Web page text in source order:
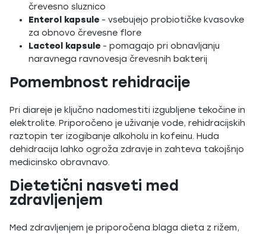
črevesno sluznico
Enterol kapsule - vsebujejo probiotičke kvasovke
za obnovo črevesne flore
Lacteol kapsule - pomagajo pri obnavljanju
naravnega ravnovesja črevesnih bakterij
Pomembnost rehidracije
Pri diareje je ključno nadomestiti izgubljene tekočine in
elektrolite. Priporočeno je uživanje vode, rehidracijskih
raztopin ter izogibanje alkoholu in kofeinu. Huda
dehidracija lahko ogroža zdravje in zahteva takojšnjo
medicinsko obravnavo.
Dietetični nasveti med
zdravljenjem
Med zdravljenjem je priporočena blaga dieta z rižem,